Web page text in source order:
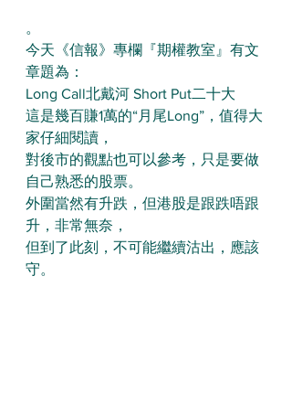
。
今天《信報》專欄『期權教室』有文
章題為：
Long Call北戴河 Short Put二十大
這是幾百賺1萬的“月尾Long”，值得大
家仔細閱讀，
對後市的觀點也可以參考，只是要做
自己熟悉的股票。
外圍當然有升跌，但港股是跟跌唔跟
升，非常無奈，
但到了此刻，不可能繼續沽出，應該
守。